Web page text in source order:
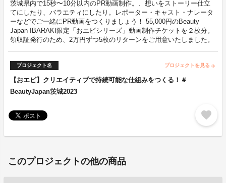
茨城県内で15秒〜10分以内のPR動画制作。、想いをストーリー仕立
てにしたり、バラエティにしたり。レポーター・キャスト・ナレータ
ーなどでご一緒にPR動画をつくりましょう！ 55,000円のBeauty
Japan IBARAKI限定「おエビシリーズ」動画制作チケットを２枚分。
領収証発行のため、2万円ずつ5枚のリターンをご用意いたしました。
プロジェクト名 プロジェクトを見る arrow_forward
【おエビ】クリエイティブで持続可能な仕組みをつくる！＃
BeautyJapan茨城2023
favorite
このプロジェクトの他の商品